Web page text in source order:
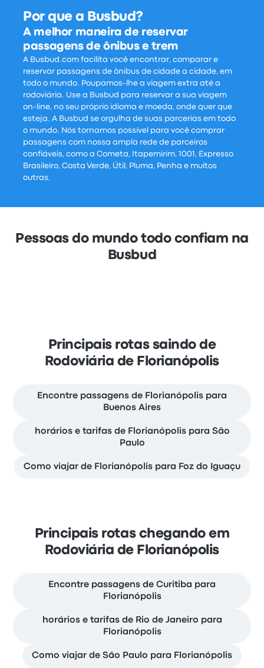
Por que a Busbud?
A melhor maneira de reservar
passagens de ônibus e trem
A Busbud.com facilita você encontrar, comparar e
reservar passagens de ônibus de cidade a cidade, em
todo o mundo. Poupamos-lhe a viagem extra até a
rodoviária. Use a Busbud para reservar a sua viagem
on-line, no seu próprio idioma e moeda, onde quer que
esteja. A Busbud se orgulha de suas parcerias em todo
o mundo. Nós tornamos possível para você comprar
passagens com nossa ampla rede de parceiros
confiáveis, como a Cometa, Itapemirim, 1001, Expresso
Brasileiro, Costa Verde, Útil, Pluma, Penha e muitos
outras.
Pessoas do mundo todo confiam na
Busbud
Principais rotas saindo de
Rodoviária de Florianópolis
Encontre passagens de Florianópolis para
Buenos Aires
horários e tarifas de Florianópolis para São
Paulo
Como viajar de Florianópolis para Foz do Iguaçu
Principais rotas chegando em
Rodoviária de Florianópolis
Encontre passagens de Curitiba para
Florianópolis
horários e tarifas de Rio de Janeiro para
Florianópolis
Como viajar de São Paulo para Florianópolis